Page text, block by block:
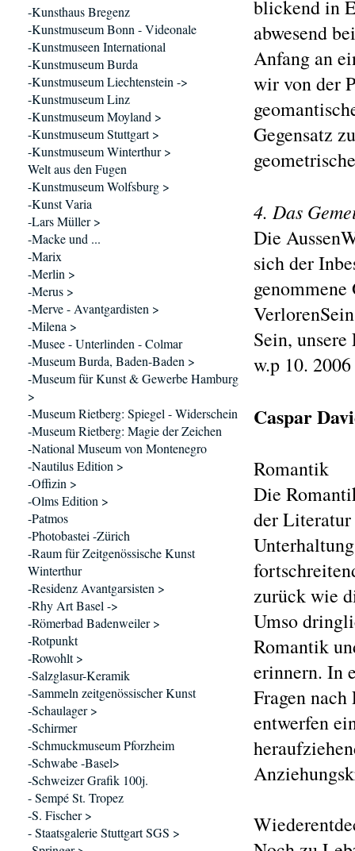
blickend in
abwesend
Anfang an
wir von der
Gegensatz
4. Das
Die Aussen
sich der
Sein,
w.p 10. 2006
Caspar
Romantik
Die
der Literatur
zurück wie
Umso
Romantik
erinnern. In
Fragen
entwerfen
-Kunsthaus Bregenz
-Kunstmuseum Bonn - Videonale
-Kunstmuseen International
-Kunstmuseum Burda
-Kunstmuseum Liechtenstein ->
-Kunstmuseum Linz
-Kunstmuseum Moyland >
-Kunstmuseum Stuttgart >
-Kunstmuseum Winterthur >
Welt aus den Fugen
-Kunstmuseum Wolfsburg >
-Kunst Varia
-Lars Müller >
-Macke und ...
-Marix
-Merlin >
-Merus >
-Merve - Avantgardisten >
-Milena >
-Musee - Unterlinden - Colmar
-Museum Burda, Baden-Baden >
-Museum für Kunst & Gewerbe Hamburg
>
-Museum Rietberg: Spiegel - Widerschein
-Museum Rietberg: Magie der Zeichen
-National Museum von Montenegro
-Nautilus Edition >
-Offizin >
-Olms Edition >
-Patmos
-Photobastei -Zürich
-Raum für Zeitgenössische Kunst
Winterthur
-Residenz Avantgarsisten >
-Rhy Art Basel ->
-Römerbad Badenweiler >
-Rotpunkt
-Rowohlt >
-Salzglasur-Keramik
-Sammeln zeitgenössischer Kunst
-Schaulager >
-Schirmer
-Schmuckmuseum Pforzheim
-Schwabe -Basel>
-Schweizer Grafik 100j.
- Sempé St. Tropez
-S. Fischer >
- Staatsgalerie Stuttgart SGS >